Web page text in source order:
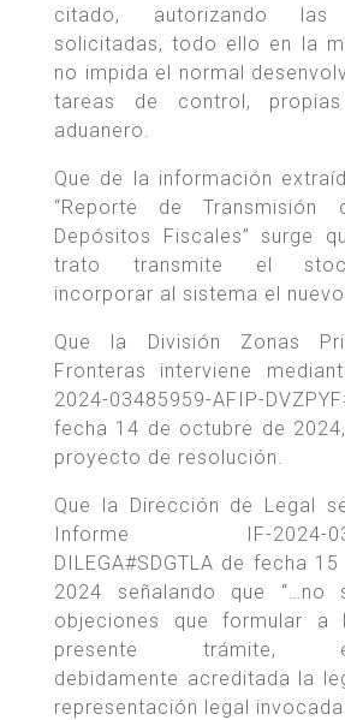
citado, autorizando las
solicitadas, todo ello en la
no impida el normal
tareas de control,
aduanero.
Que de la información
“Reporte de
Depósitos Fiscales” surge
trato transmite el
incorporar al sistema el
Que la División Zonas
Fronteras interviene
2024-03485959-AFIP-
fecha 14 de octubre de
proyecto de resolución.
Que la Dirección de Legal
Informe IF-2024-
DILEGA#SDGTLA de fecha
2024 señalando que “…no
objeciones que formular a
presente trámite,
debidamente acreditada la
representación legal invocada